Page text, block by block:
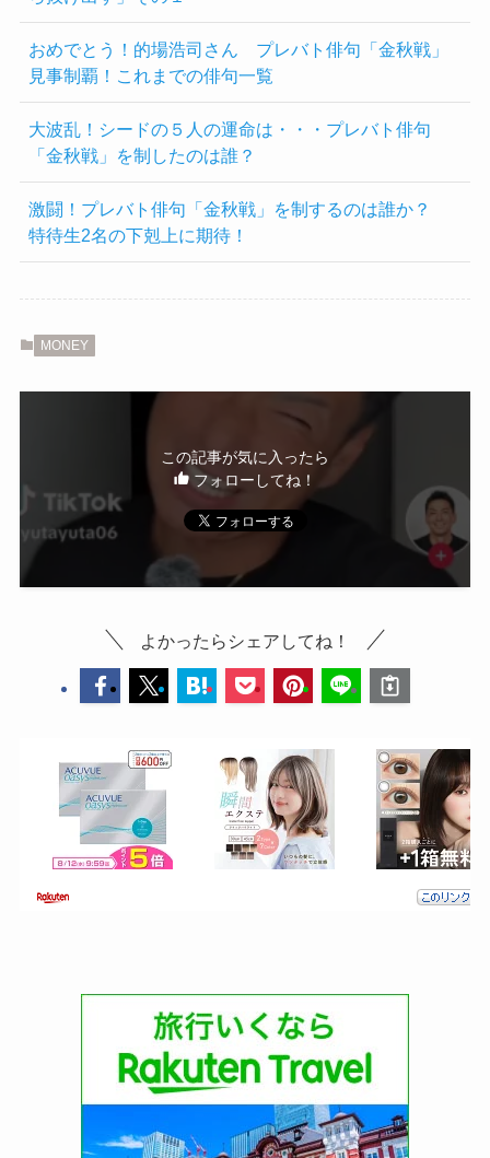
おめでとう！的場浩司さん プレバト俳句「金秋戦」
見事制覇！これまでの俳句一覧
大波乱！シードの５人の運命は・・・プレバト俳句
「金秋戦」を制したのは誰？
激闘！プレバト俳句「金秋戦」を制するのは誰か？
特待生2名の下剋上に期待！
MONEY
この記事が気に入ったら
フォローしてね！
よかったらシェアしてね！